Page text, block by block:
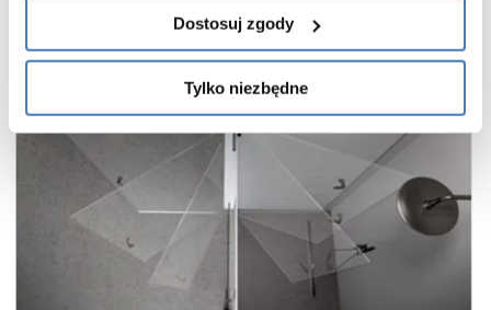
Dostosuj zgody
Tylko niezbędne